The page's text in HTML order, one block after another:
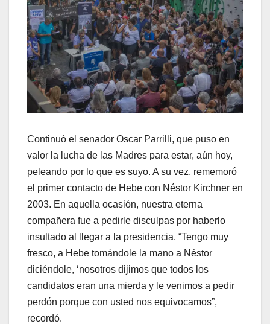
Continuó el senador Oscar Parrilli, que puso en
valor la lucha de las Madres para estar, aún hoy,
peleando por lo que es suyo. A su vez, rememoró
el primer contacto de Hebe con Néstor Kirchner en
2003. En aquella ocasión, nuestra eterna
compañera fue a pedirle disculpas por haberlo
insultado al llegar a la presidencia. “Tengo muy
fresco, a Hebe tomándole la mano a Néstor
diciéndole, ‘nosotros dijimos que todos los
candidatos eran una mierda y le venimos a pedir
perdón porque con usted nos equivocamos”,
recordó.